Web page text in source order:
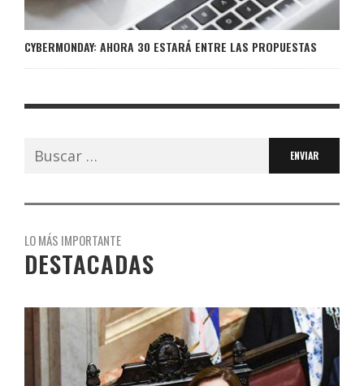
CYBERMONDAY: AHORA 30 ESTARÁ ENTRE LAS PROPUESTAS
Buscar:
LO MÁS IMPORTANTE
DESTACADAS